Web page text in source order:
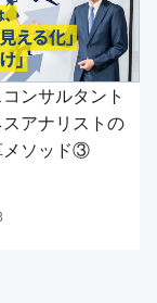
ンサルタント
スアナリストの
メソッド③